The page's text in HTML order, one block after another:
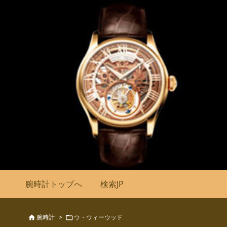
腕時計トップへ 検索JP
 腕時計 > ウ・ウィーウッド